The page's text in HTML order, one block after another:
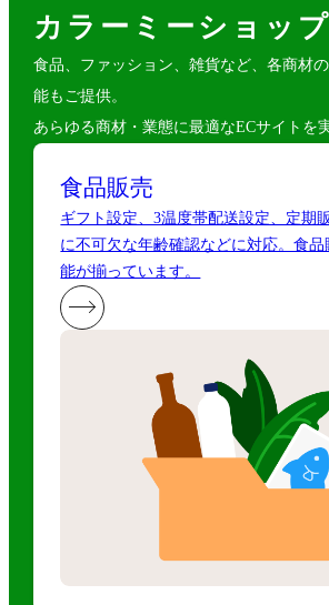
カラーミーショッ
食品、ファッション、雑貨など、各商材
能もご提供。
あらゆる商材・業態に最適なECサイトを
食品販売
ギフト設定、3温度帯配送設定、定期
に不可欠な年齢確認などに対応。食
能が揃っています。